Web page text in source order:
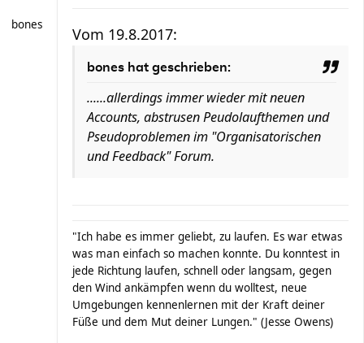
bones Vom 19.8.2017:
bones hat geschrieben:
......allerdings immer wieder mit neuen
Accounts, abstrusen Peudolaufthemen und
Pseudoproblemen im "Organisatorischen
und Feedback" Forum.
"Ich habe es immer geliebt, zu laufen. Es war etwas
was man einfach so machen konnte. Du konntest in
jede Richtung laufen, schnell oder langsam, gegen
den Wind ankämpfen wenn du wolltest, neue
Umgebungen kennenlernen mit der Kraft deiner
Füße und dem Mut deiner Lungen." (Jesse Owens)